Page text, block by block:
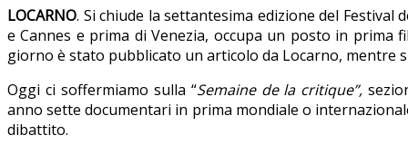
LOCARNO. Si chiude la settantesima edizione del
e Cannes e prima di Venezia, occupa un posto in
giorno è stato pubblicato un articolo da Locarno, mentre
Oggi ci soffermiamo sulla “Semaine de la critique”,
anno sette documentari in prima mondiale o
dibattito.